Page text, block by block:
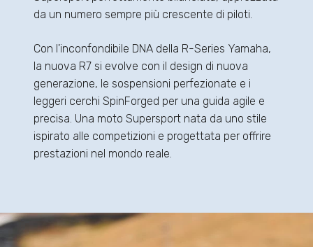
da un numero sempre più crescente di piloti.
Con l'inconfondibile DNA della R-Series Yamaha,
la nuova R7 si evolve con il design di nuova
generazione, le sospensioni perfezionate e i
leggeri cerchi SpinForged per una guida agile e
precisa. Una moto Supersport nata da uno stile
ispirato alle competizioni e progettata per offrire
prestazioni nel mondo reale.